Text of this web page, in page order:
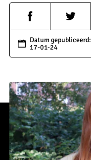
Datum gepubliceerd:
17-01-24